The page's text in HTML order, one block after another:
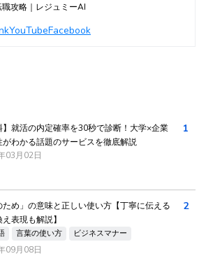
攻略｜レジュミーAI
YouTubeFacebook
】就活の内定確率を30秒で診断！大学×企業
がわかる話題のサービスを徹底解説
03月02日
1
ため」の意味と正しい使い方【丁寧に伝える
表現も解説】
言葉の使い方 ビジネスマナー
09月08日
2